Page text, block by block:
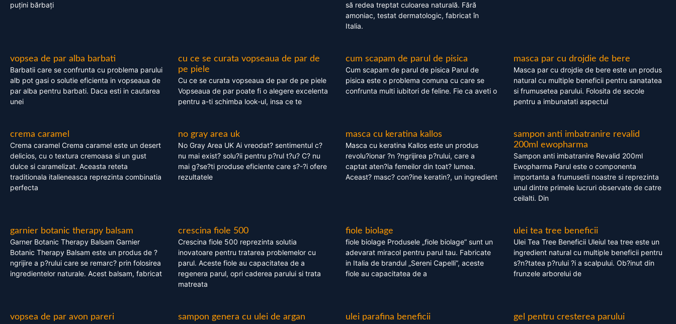
puțini bărbați
să redea treptat culoarea naturală. Fără
amoniac, testat dermatologic, fabricat în
Italia.
vopsea de par alba barbati
Barbatii care se confrunta cu problema parului
alb pot gasi o solutie eficienta in vopseaua de
par alba pentru barbati. Daca esti in cautarea
unei
cu ce se curata vopseaua de par de
pe piele
Cu ce se curata vopseaua de par de pe piele
Vopseaua de par poate fi o alegere excelenta
pentru a-ti schimba look-ul, insa ce te
cum scapam de parul de pisica
Cum scapam de parul de pisica Parul de
pisica este o problema comuna cu care se
confrunta multi iubitori de feline. Fie ca aveti o
masca par cu drojdie de bere
Masca par cu drojdie de bere este un produs
natural cu multiple beneficii pentru sanatatea
si frumusetea parului. Folosita de secole
pentru a imbunatati aspectul
crema caramel
Crema caramel Crema caramel este un desert
delicios, cu o textura cremoasa si un gust
dulce si caramelizat. Aceasta reteta
traditionala italieneasca reprezinta combinatia
perfecta
no gray area uk
No Gray Area UK Ai vreodat? sentimentul c?
nu mai exist? solu?ii pentru p?rul t?u? C? nu
mai g?se?ti produse eficiente care s?-?i ofere
rezultatele
masca cu keratina kallos
Masca cu keratina Kallos este un produs
revolu?ionar ?n ?ngrijirea p?rului, care a
captat aten?ia femeilor din toat? lumea.
Aceast? masc? con?ine keratin?, un ingredient
sampon anti imbatranire revalid
200ml ewopharma
Sampon anti imbatranire Revalid 200ml
Ewopharma Parul este o componenta
importanta a frumusetii noastre si reprezinta
unul dintre primele lucruri observate de catre
ceilalti. Din
garnier botanic therapy balsam
Garner Botanic Therapy Balsam Garnier
Botanic Therapy Balsam este un produs de ?
ngrijire a p?rului care se remarc? prin folosirea
ingredientelor naturale. Acest balsam, fabricat
crescina fiole 500
Crescina fiole 500 reprezinta solutia
inovatoare pentru tratarea problemelor cu
parul. Aceste fiole au capacitatea de a
regenera parul, opri caderea parului si trata
matreata
fiole biolage
fiole biolage Produsele „fiole biolage” sunt un
adevarat miracol pentru parul tau. Fabricate
in Italia de brandul „Sereni Capelli”, aceste
fiole au capacitatea de a
ulei tea tree beneficii
Ulei Tea Tree Beneficii Uleiul tea tree este un
ingredient natural cu multiple beneficii pentru
s?n?tatea p?rului ?i a scalpului. Ob?inut din
frunzele arborelui de
vopsea de par avon pareri sampon genera cu ulei de argan ulei parafina beneficii gel pentru cresterea parului